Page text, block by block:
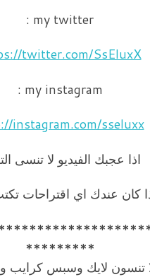
my twitter :
twitter.com/SsEluxX
my instagram :
instagram.com/sseluxx
اذا عجبك الفيديو لا تنسى
كان عندك اي اقتراحات
*********
تنسون لايك وسبس كرايب